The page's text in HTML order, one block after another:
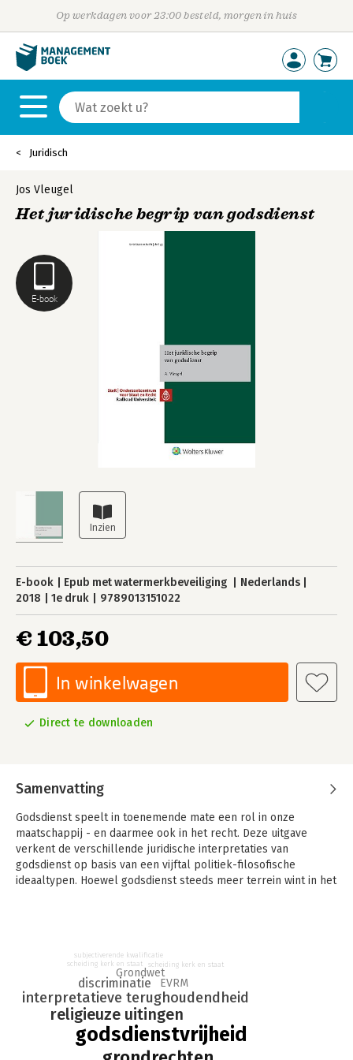
Op werkdagen voor 23:00 besteld, morgen in huis
Juridisch
E-book
Jos Vleugel
Het juridische begrip van godsdienst
E-book Epub met watermerkbeveiliging
Nederlands
2018
1e druk 9789013151022
€ 103,50
In winkelwagen
Direct te downloaden
Samenvatting
Godsdienst speelt in toenemende mate een rol in onze
maatschappij - en daarmee ook in het recht. Deze uitgave
verkent de verschillende juridische interpretaties van
godsdienst op basis van een vijftal politiek-filosofische
ideaaltypen. Hoewel godsdienst steeds meer terrein wint in het
godsdienst, soms objectief - en dan weer een combinatie van
allebei. Deze variëteit is voor een belangrijk deel te begrijpen
vanuit de wetsgeschiedenis en de rechtspraak. Het juridische
begrip van godsdienst doet een poging de verschillende
juridische interpretatieredenen achter godsdienst te
categoriseren. De auteur buigt zich over de juridische
interpretatie van godsdienst vanuit een vijftal politiek-
godsdienstvrijheid
religieuze uitingen
interpretatieve terughoudendheid
discriminatie
Grondwet
EVRM
scheiding kerk en staat
subjectiverende kwalificatie
scheiding kerk en staat